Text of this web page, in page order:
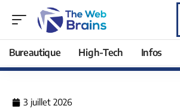
Bureautique High-Tech Infos
3 juillet 2026